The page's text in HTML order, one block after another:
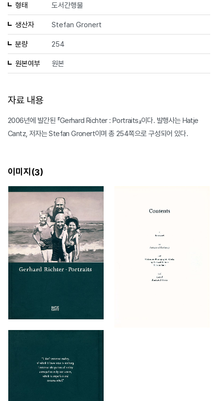
형태 도서간행물
생산자 Stefan Gronert
분량 254
원본여부 원본
자료 내용
2006년에 발간된 『Gerhard Richter : Portraits』이다. 발행사는 Hatje
Cantz, 저자는 Stefan Gronert이며 총 254쪽으로 구성되어 있다.
이미지(3)